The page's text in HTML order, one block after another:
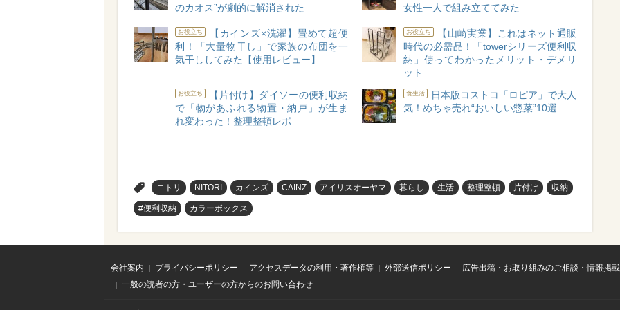
のカオス”が劇的に解消された
女性一人で組み立ててみた
お役立ち
【カインズ×洗濯】畳めて超便
利！「大量物干し」で家族の布団を一
気干ししてみた【使用レビュー】
お役立ち
【山崎実業】これはネット通販
時代の必需品！「towerシリーズ便利収
納」使ってわかったメリット・デメリ
ット
お役立ち
【片付け】ダイソーの便利収納
で「物があふれる物置・納戸」が生ま
れ変わった！整理整頓レポ
食生活
日本版コストコ「ロピア」で大人
気！めちゃ売れ“おいしい惣菜”10選
ニトリ NITORI カインズ CAINZ アイリスオーヤマ 暮らし 生活 整理整頓 片付け 収納
#便利収納 カラーボックス
会社案内 プライバシーポリシー アクセスデータの利用・著作権等 外部送信ポリシー
広告出稿・お取り組みのご相談・情報掲
一般の読者の方・ユーザーの方からのお問い合わせ